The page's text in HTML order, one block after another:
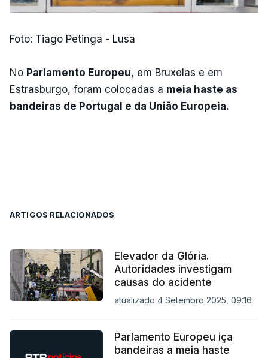
Foto: Tiago Petinga - Lusa
No Parlamento Europeu, em Bruxelas e em
Estrasburgo, foram colocadas a meia haste as
bandeiras de Portugal e da União Europeia.
ARTIGOS RELACIONADOS
Elevador da Glória.
Autoridades investigam
causas do acidente
atualizado 4 Setembro 2025, 09:16
Parlamento Europeu iça
bandeiras a meia haste